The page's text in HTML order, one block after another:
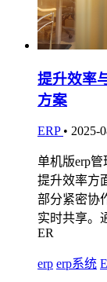
提升效率
方案
ERP • 2025-
单机版erp
提升效率方
部分紧密协
实时共享。
ER
erp erp系统